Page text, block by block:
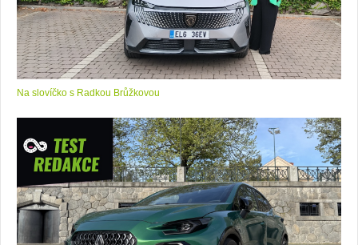
Na slovíčko s Radkou Brůžkovou